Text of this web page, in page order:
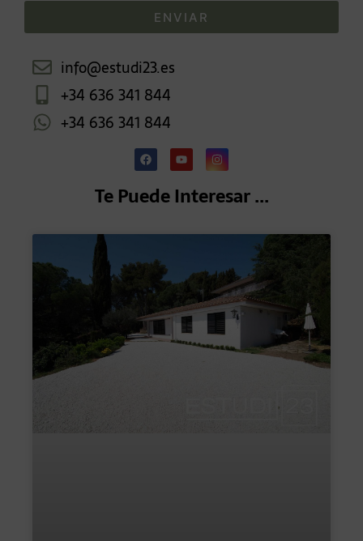
ENVIAR
info@estudi23.es
+34 636 341 844
+34 636 341 844
Te Puede Interesar ...